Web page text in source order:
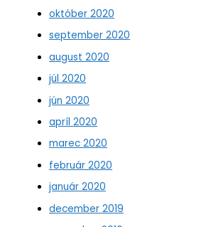
október 2020
september 2020
august 2020
júl 2020
jún 2020
apríl 2020
marec 2020
február 2020
január 2020
december 2019